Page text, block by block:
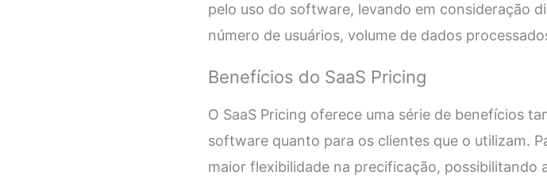
pelo uso do software, levando em consideração
número de usuários, volume de dados
Benefícios do SaaS Pricing
O SaaS Pricing oferece uma série de benefícios
software quanto para os clientes que o utilizam.
maior flexibilidade na precificação, possibilitando